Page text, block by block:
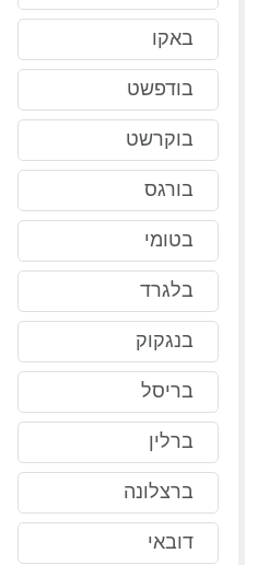
באקו
בודפשט
בוקרשט
בורגס
בטומי
בלגרד
בנגקוק
בריסל
ברלין
ברצלונה
דובאי